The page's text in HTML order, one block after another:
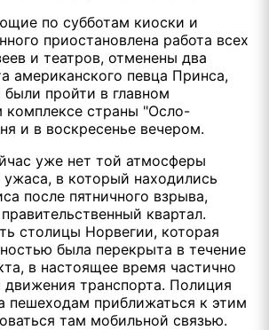
по субботам киоски и
приостановлена работа всех
и театров, отменены два
американского певца Принса,
пройти в главном
комплексе страны "Осло-
и в воскресенье вечером.
уже нет той атмосферы
ужаса, в который находились
после пятничного взрыва,
квартал.
столицы Норвегии, которая
была перекрыта в течение
в настоящее время частично
движения транспорта. Полиция
пешеходам приближаться к этим
там мобильной связью.